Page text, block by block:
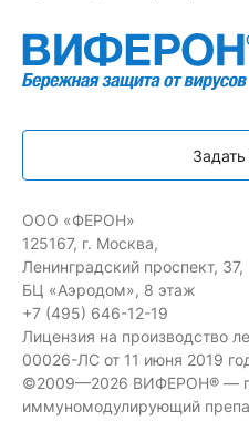
ООО «ФЕРОН»
125167, г. Москва,
Ленинградский проспект, 37,
БЦ «Аэродом», 8 этаж
+7 (495) 646-12-19
Лицензия на производство
00026-ЛС от 11 июня 2019
©2009—2026 ВИФЕРОН® —
иммуномодулирующий